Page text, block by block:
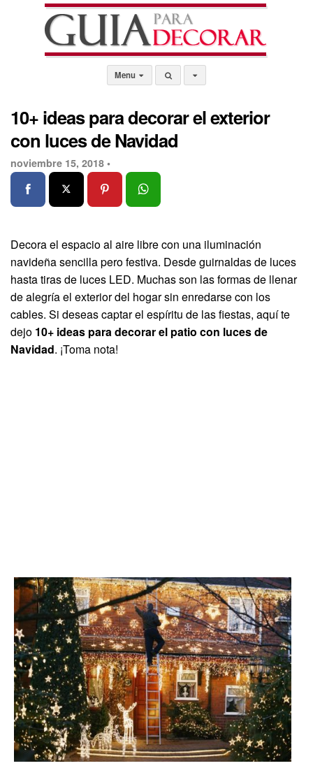
Menu
10+ ideas para decorar el exterior
con luces de Navidad
noviembre 15, 2018 •
Decora el espacio al aire libre con una iluminación
navideña sencilla pero festiva. Desde guirnaldas de luces
hasta tiras de luces LED. Muchas son las formas de llenar
de alegría el exterior del hogar sin enredarse con los
cables. Si deseas captar el espíritu de las fiestas, aquí te
dejo 10+ ideas para decorar el patio con luces de
Navidad. ¡Toma nota!